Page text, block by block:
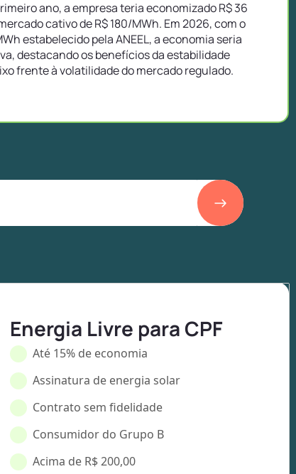
ano, a empresa teria economizado R$ 36
cativo de R$ 180/MWh. Em 2026, com o
estabelecido pela ANEEL, a economia seria
destacando os benefícios da estabilidade
frente à volatilidade do mercado regulado.
Energia Livre para CPF
Até 15% de economia
Assinatura de energia solar
Contrato sem fidelidade
Consumidor do Grupo B
Acima de R$ 200,00